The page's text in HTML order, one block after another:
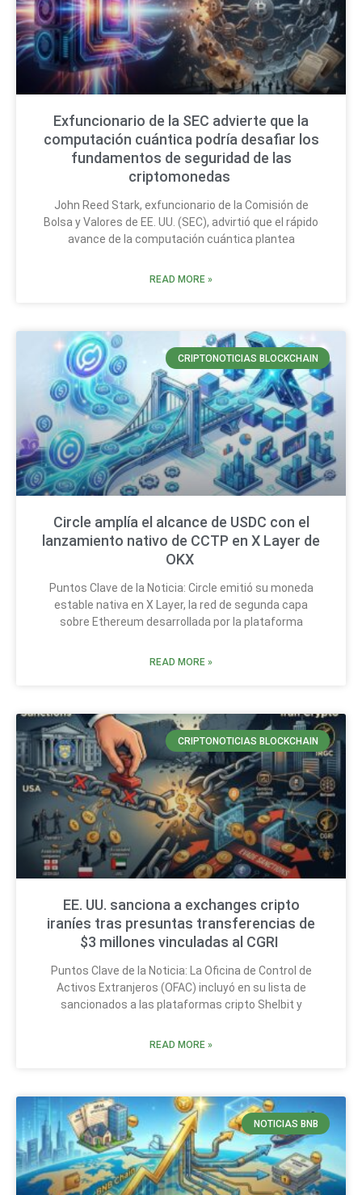
Exfuncionario de la SEC advierte que la
computación cuántica podría desafiar los
fundamentos de seguridad de las
criptomonedas
John Reed Stark, exfuncionario de la Comisión de
Bolsa y Valores de EE. UU. (SEC), advirtió que el rápido
avance de la computación cuántica plantea
READ MORE »
CRIPTONOTICIAS BLOCKCHAIN
Circle amplía el alcance de USDC con el
lanzamiento nativo de CCTP en X Layer de
OKX
Puntos Clave de la Noticia: Circle emitió su moneda
estable nativa en X Layer, la red de segunda capa
sobre Ethereum desarrollada por la plataforma
READ MORE »
CRIPTONOTICIAS BLOCKCHAIN
EE. UU. sanciona a exchanges cripto
iraníes tras presuntas transferencias de
$3 millones vinculadas al CGRI
Puntos Clave de la Noticia: La Oficina de Control de
Activos Extranjeros (OFAC) incluyó en su lista de
sancionados a las plataformas cripto Shelbit y
READ MORE »
NOTICIAS BNB